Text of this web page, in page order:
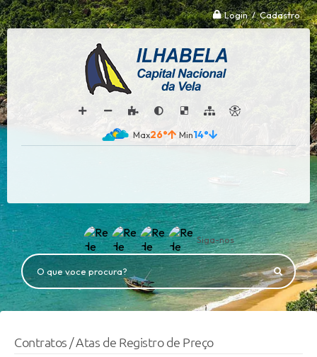
Login / Cadastro
26° 14°
Siga-nos
O que voce procura?
Contratos / Atas de Registro de Preço